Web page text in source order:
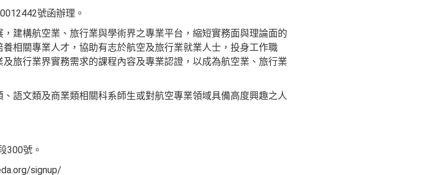
號函辦理。
建構航空業、旅行業與學術界之專業平台，縮短實務面與理論面的
相關專業人才，協助有志於航空及旅行業就業人士，投身工作職
旅行業界實務需求的課程內容及專業認證，以成為航空業、旅行業
語文類及商業類相關科系師生或對航空專業領域具備高度興趣之人
300號。
signup/